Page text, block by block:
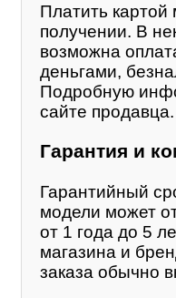
Платить
получении. В
возможна
деньгами,
Подробную
сайте продавца.
Гарантия и
Гарантийный
модели может
от 1 года до 5
магазина и
заказа обычно